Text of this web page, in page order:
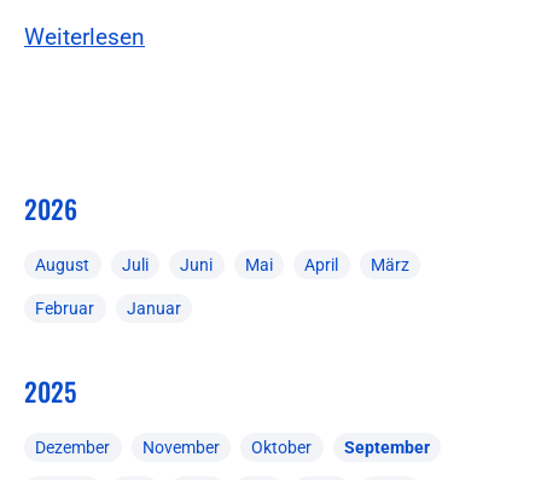
Weiterlesen
2026
August Juli Juni Mai April März
Februar Januar
2025
Dezember November Oktober September